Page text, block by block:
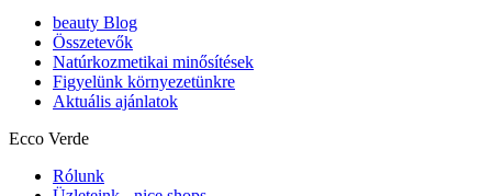
beauty Blog
Összetevők
Natúrkozmetikai minősítések
Figyelünk környezetünkre
Aktuális ajánlatok
Ecco Verde
Rólunk